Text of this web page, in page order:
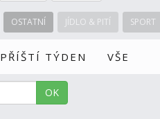
OSTATNÍ JÍDLO & PITÍ SPORT
PŘÍŠTÍ TÝDEN VŠE
OK